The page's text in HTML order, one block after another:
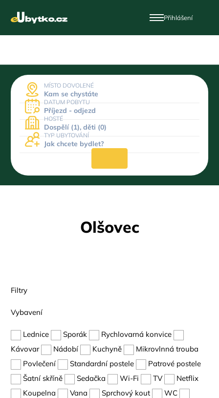
Přihlášení
MÍSTO DOVOLENÉ
Kam se chystáte
DATUM POBYTU
Příjezd - odjezd
HOSTÉ
Dospělí (1), děti (0)
TYP UBYTOVÁNÍ
Jak chcete bydlet?
Olšovec
Filtry
Vybavení
Lednice Sporák
Rychlovarná konvice
Kávovar
Nádobí Kuchyně
Mikrovlnná trouba
Povlečení
Standardní postele
Patrové postele
Šatní skříně
Sedačka Wi-Fi TV
Netflix
Koupelna
Vana Sprchový kout
WC